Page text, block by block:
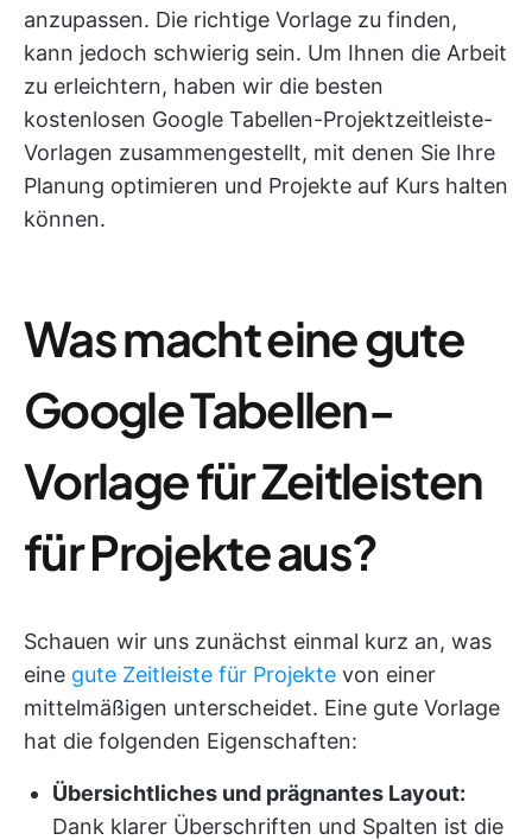
anzupassen. Die richtige Vorlage zu finden,
kann jedoch schwierig sein. Um Ihnen die Arbeit
zu erleichtern, haben wir die besten
kostenlosen Google Tabellen-Projektzeitleiste-
Vorlagen zusammengestellt, mit denen Sie Ihre
Planung optimieren und Projekte auf Kurs halten
können.
Was macht eine gute
Google Tabellen-
Vorlage für Zeitleisten
für Projekte aus?
Schauen wir uns zunächst einmal kurz an, was
eine gute Zeitleiste für Projekte von einer
mittelmäßigen unterscheidet. Eine gute Vorlage
hat die folgenden Eigenschaften:
Übersichtliches und prägnantes Layout:
Dank klarer Überschriften und Spalten ist die